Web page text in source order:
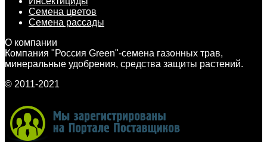
Семена цветов
Семена рассады
О компании
Компания "Россия Green"-семена газонных трав,
минеральные удобрения, средства защиты растений.
© 2011-2021